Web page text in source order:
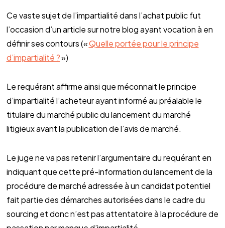
Ce vaste sujet de l’impartialité dans l’achat public fut
l’occasion d’un article sur notre blog ayant vocation à en
définir ses contours («Quelle portée pour le principe
d’impartialité ?»)
Le requérant affirme ainsi que méconnait le principe
d’impartialité l’acheteur ayant informé au préalable le
titulaire du marché public du lancement du marché
litigieux avant la publication de l’avis de marché.
Le juge ne va pas retenir l’argumentaire du requérant en
indiquant que cette pré-information du lancement de la
procédure de marché adressée à un candidat potentiel
fait partie des démarches autorisées dans le cadre du
sourcing et donc n’est pas attentatoire à la procédure de